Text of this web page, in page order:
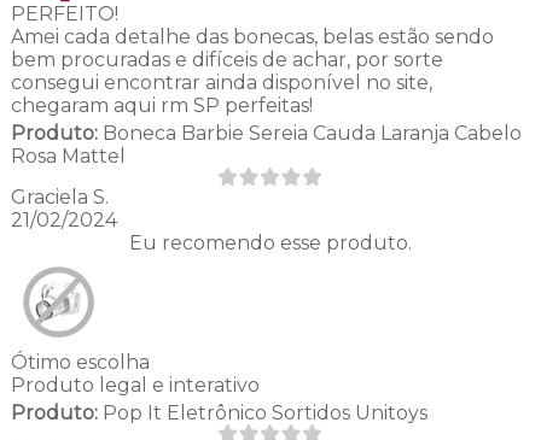
PERFEITO!
Amei cada detalhe das bonecas, belas estão sendo
bem procuradas e difíceis de achar, por sorte
consegui encontrar ainda disponível no site,
chegaram aqui rm SP perfeitas!
Produto:Boneca Barbie Sereia Cauda Laranja Cabelo
Rosa Mattel
Graciela S.
21/02/2024
Eu recomendo esse produto.
Ótimo escolha
Produto legal e interativo
Produto:Pop It Eletrônico Sortidos Unitoys